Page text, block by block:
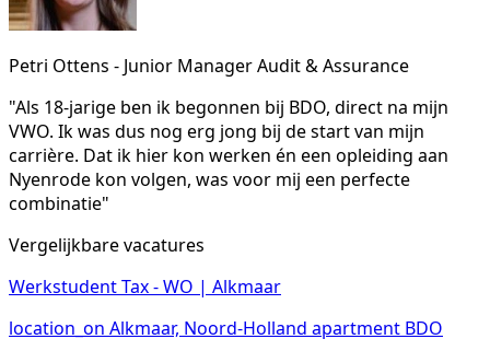
Petri Ottens - Junior Manager Audit & Assurance
"Als 18-jarige ben ik begonnen bij BDO, direct na mijn
VWO. Ik was dus nog erg jong bij de start van mijn
carrière. Dat ik hier kon werken én een opleiding aan
Nyenrode kon volgen, was voor mij een perfecte
combinatie"
Vergelijkbare vacatures
Werkstudent Tax - WO | Alkmaar
location_on Alkmaar, Noord-Holland apartment BDO